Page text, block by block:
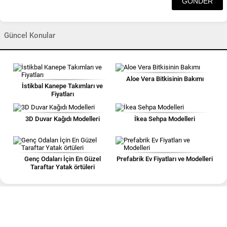
Güncel Konular
İstikbal Kanepe Takımları ve
Fiyatları
Aloe Vera Bitkisinin Bakımı
3D Duvar Kağıdı Modelleri İkea Sehpa Modelleri
Genç Odaları İçin En Güzel
Taraftar Yatak örtüleri
Prefabrik Ev Fiyatları ve Modelleri